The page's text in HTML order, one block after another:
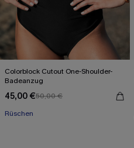
Colorblock Cutout One-Shoulder-
Badeanzug
45,00 €50,00 €
Rüschen